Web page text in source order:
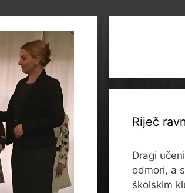
Riječ
Dragi
odmori, a
školskim